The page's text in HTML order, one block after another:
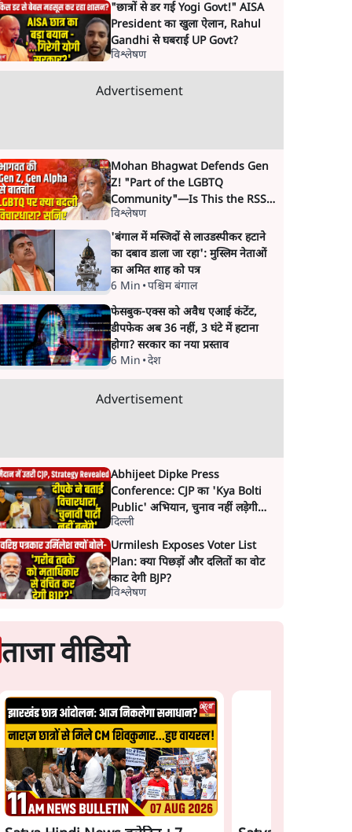
"छात्रों से डर गई Yogi Govt!" AISA
President का खुला ऐलान, Rahul
Gandhi से घबराई UP Govt?
विश्लेषण
Advertisement
Mohan Bhagwat Defends Gen
Z! "Part of the LGBTQ
Community"—Is This the RSS's
New Move?
विश्लेषण
'बंगाल में मस्जिदों से लाउडस्पीकर हटाने
का दबाव डाला जा रहा': मुस्लिम नेताओं
का अमित शाह को पत्र
6 Min •पश्चिम बंगाल
फेसबुक-एक्स को अवैध एआई कंटेंट,
डीपफेक अब 36 नहीं, 3 घंटे में हटाना
होगा? सरकार का नया प्रस्ताव
6 Min •देश
Advertisement
Abhijeet Dipke Press
Conference: CJP का 'Kya Bolti
Public' अभियान, चुनाव नहीं लड़ेगी
CJP!
दिल्ली
Urmilesh Exposes Voter List
Plan: क्या पिछड़ों और दलितों का वोट
काट देगी BJP?
विश्लेषण
ताजा वीडियो